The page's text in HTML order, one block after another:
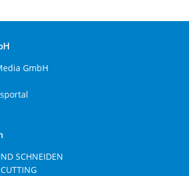
GmbH
SCHNEIDEN